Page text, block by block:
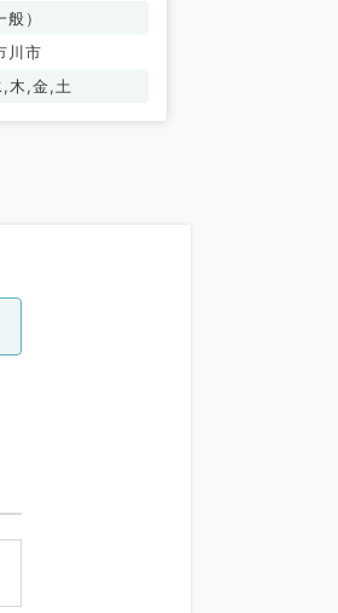
）
川市
,木,金,土